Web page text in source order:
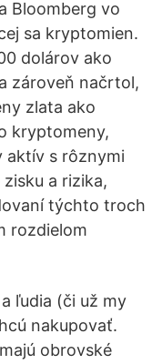
Bloomberg vo
sa kryptomien.
dolárov ako
zároveň načrtol,
zlata ako
kryptomeny,
aktív s rôznymi
a rizika,
týchto troch
rozdielom
ľudia (či už my
nakupovať.
obrovské